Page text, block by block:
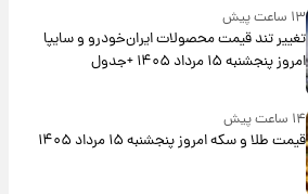
۱۳ ساعت پیش
تغییر تند قیمت محصولات ایران‌خودرو و سایپا
امروز پنجشنبه ۱۵ مرداد ۱۴۰۵ +جدول
۱۴ ساعت پیش
قیمت طلا و سکه امروز پنجشنبه ۱۵ مرداد ۱۴۰۵